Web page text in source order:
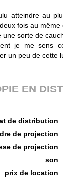
atteindre au
fois au même
une sorte de
je me sens
un peu de cette
EN
de distribution
de projection
de projection
son
prix de location